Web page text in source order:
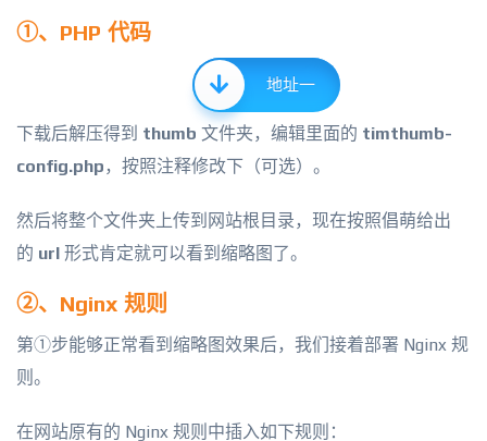
①、PHP 代码
地址一
下载后解压得到 thumb 文件夹，编辑里面的 timthumb-
config.php ，按照注释修改下（可选）。
然后将整个文件夹上传到网站根目录，现在按照倡萌给出
的 url 形式肯定就可以看到缩略图了。
②、Nginx 规则
第①步能够正常看到缩略图效果后，我们接着部署 Nginx 规
则。
在网站原有的 Nginx 规则中插入如下规则：